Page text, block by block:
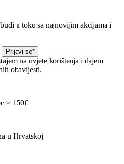
u toku sa najnovijim akcijama i
Prijavi se*
na uvjete korištenja i dajem
obavijesti.
> 150€
u Hrvatskoj